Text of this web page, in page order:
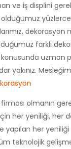
ve iş displini
dekorasyon
farklı
konusunda uzman
yakınız.
firması olmanın
her yeniliği, her
yapılan her
teknolojik